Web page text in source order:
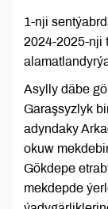
1-nji
2024-2025-nji
Asylly däbe
Garaşsyzlyk
adyndaky
okuw
Gökdepe
mekdepde